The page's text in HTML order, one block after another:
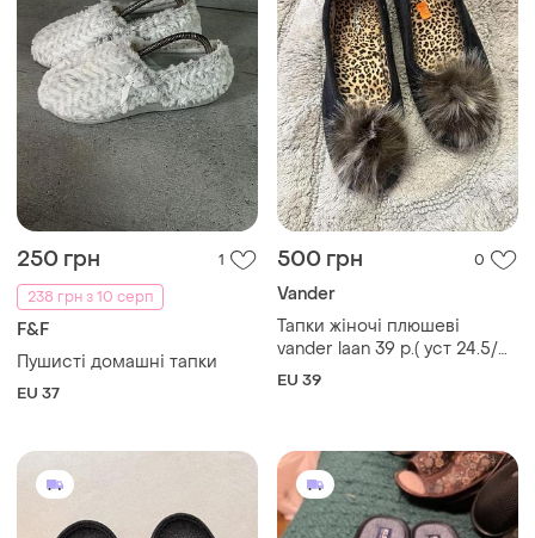
250 грн
1
238 грн з 10 серп
F&F
Пушисті домашні тапки
EU 37
500 грн 0
Vander
Тапки жіночі плюшеві
vander laan 39 р.( уст 24.5/
25 см,іспанія
EU 39